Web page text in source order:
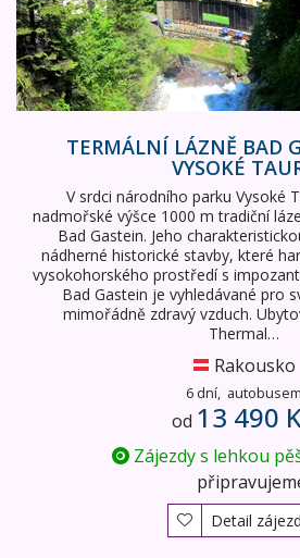
TERMÁLNÍ LÁZNĚ BAD
VYSOKÉ
V srdci národního parku Vysoké
nadmořské výšce 1000 m tradiční
Bad Gastein. Jeho
nádherné historické stavby, které
vysokohorského prostředí s
Bad Gastein je vyhledávané pro
mimořádně zdravý vzduch.
Thermal…
Rakousko
6 dní, autobusem
od 13 490
Zájezdy s lehkou
Detail